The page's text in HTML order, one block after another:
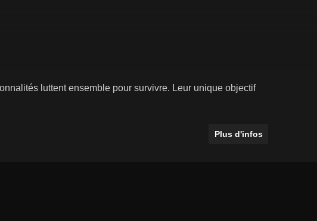
luttent ensemble pour survivre. Leur unique objectif
Plus d'infos